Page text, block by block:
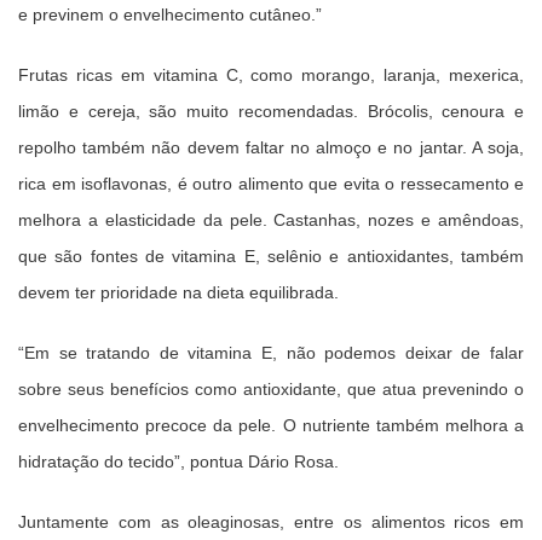
e previnem o envelhecimento cutâneo.”
Frutas ricas em vitamina C, como morango, laranja, mexerica,
limão e cereja, são muito recomendadas. Brócolis, cenoura e
repolho também não devem faltar no almoço e no jantar. A soja,
rica em isoflavonas, é outro alimento que evita o ressecamento e
melhora a elasticidade da pele. Castanhas, nozes e amêndoas,
que são fontes de vitamina E, selênio e antioxidantes, também
devem ter prioridade na dieta equilibrada.
“Em se tratando de vitamina E, não podemos deixar de falar
sobre seus benefícios como antioxidante, que atua prevenindo o
envelhecimento precoce da pele. O nutriente também melhora a
hidratação do tecido”, pontua Dário Rosa.
Juntamente com as oleaginosas, entre os alimentos ricos em